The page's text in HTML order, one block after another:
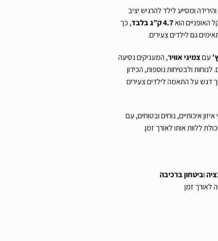
ומסייע לילד להרגיש יציב
האופניים הוא4.7 ק”ג בלבד
, כך
גם לילדים צעירים.
עםצמיגי אוויר, המעניקים נסיעה
לנוחות ולבטיחות נוספות, הכידון
דגש על התאמה לילדים צעירים
איכותיים, נוחים ובטוחים, עם
ללוות אותו לאורך זמן.
וביטחון ברכיבה
לאורך זמן